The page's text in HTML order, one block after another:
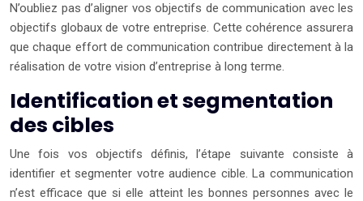
N’oubliez pas d’aligner vos objectifs de communication avec les
objectifs globaux de votre entreprise. Cette cohérence assurera
que chaque effort de communication contribue directement à la
réalisation de votre vision d’entreprise à long terme.
Identification et segmentation
des cibles
Une fois vos objectifs définis, l’étape suivante consiste à
identifier et segmenter votre audience cible. La communication
n’est efficace que si elle atteint les bonnes personnes avec le